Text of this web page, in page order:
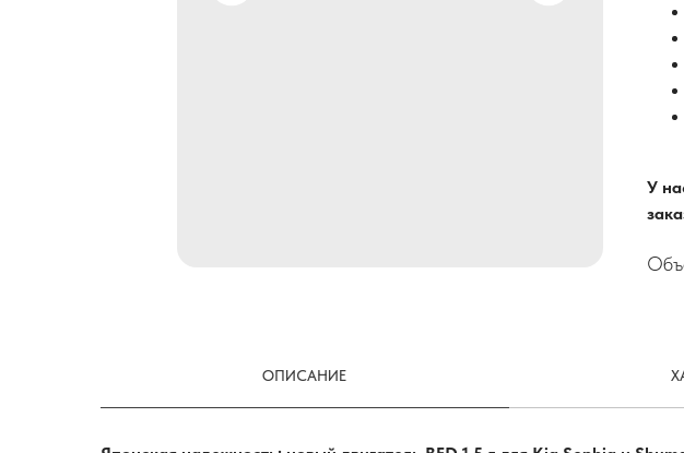
У
ОПИСАНИЕ